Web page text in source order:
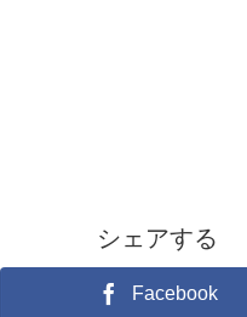
シェアする
Facebook